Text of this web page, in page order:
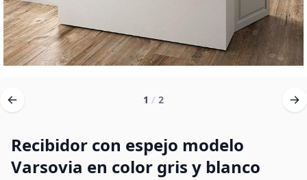
1 / 2
Recibidor con espejo modelo
Varsovia en color gris y blanco